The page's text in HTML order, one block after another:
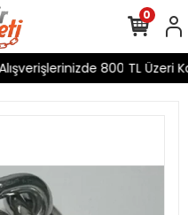
800 TL Üzeri
0